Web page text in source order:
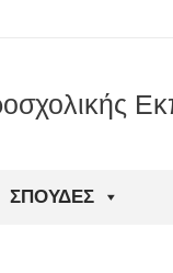
ΣΠΟΥΔΈΣ